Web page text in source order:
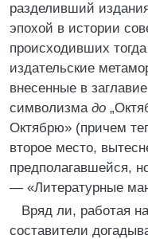
разделивший
эпохой в истории
происходивших
издательские
внесенные в
символизма до
Октябрю» (причем
второе место,
предполагавшейся,
— «Литературные
Вряд ли, работая
составители